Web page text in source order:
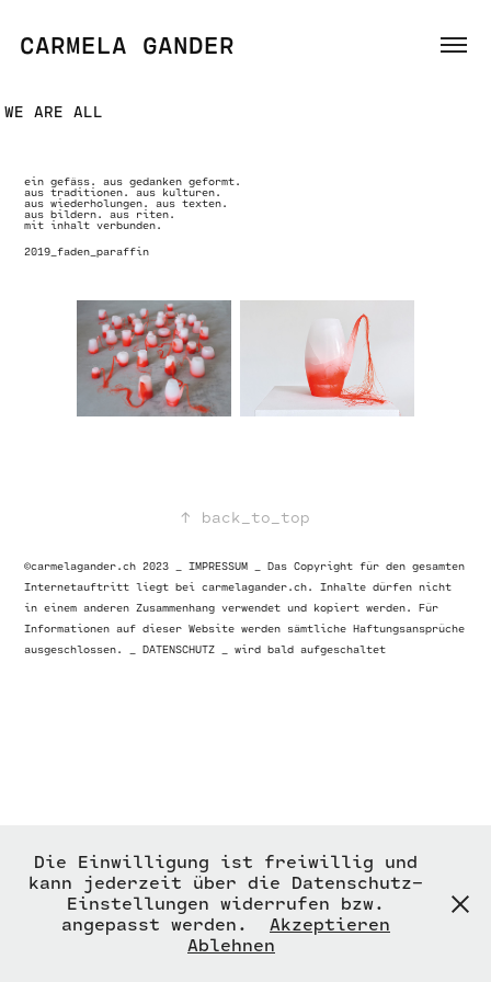
CARMELA GANDER
WE ARE ALL
ein gefäss. aus gedanken geformt.
aus traditionen. aus kulturen.
aus wiederholungen. aus texten.
aus bildern. aus riten.
mit inhalt verbunden.
2019_faden_paraffin
↑ back_to_top
©carmelagander.ch 2023 _ IMPRESSUM _ Das Copyright für den gesamten
Internetauftritt liegt bei carmelagander.ch. Inhalte dürfen nicht
in einem anderen Zusammenhang verwendet und kopiert werden. Für
Informationen auf dieser Website werden sämtliche Haftungsansprüche
ausgeschlossen. _ DATENSCHUTZ _ wird bald aufgeschaltet
Die Einwilligung ist freiwillig und
kann jederzeit über die Datenschutz-
Einstellungen widerrufen bzw.
angepasst werden. Akzeptieren
Ablehnen